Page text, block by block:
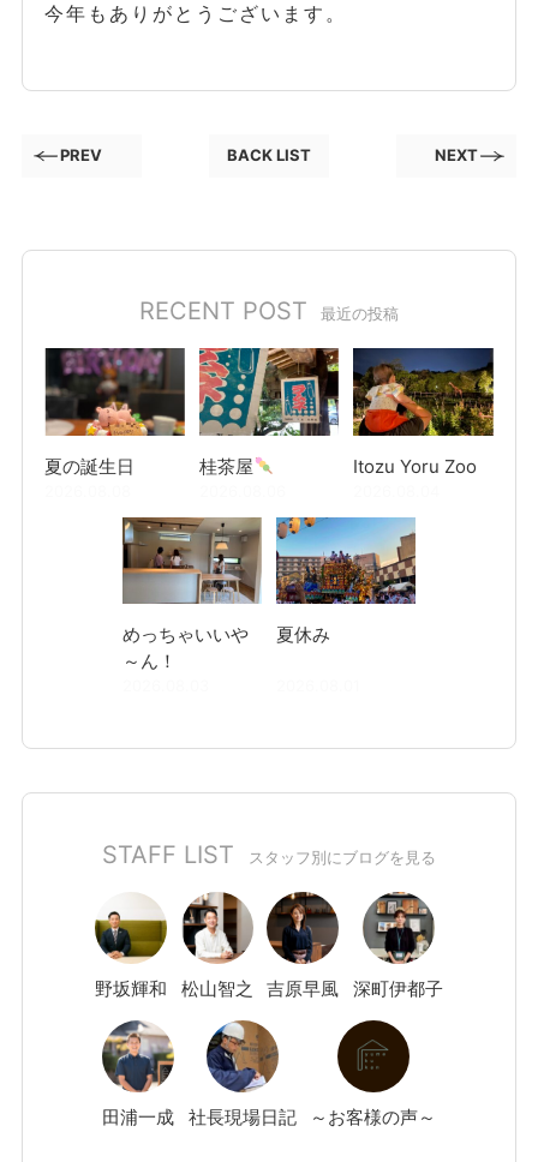
今年もありがとうございます。
PREV BACK LIST NEXT
RECENT POST 最近の投稿
夏の誕生日 桂茶屋 Itozu Yoru Zoo
めっちゃいいや
～ん！
夏休み
STAFF LIST スタッフ別にブログを見る
野坂輝和 松山智之 吉原早風 深町伊都子
田浦一成 社長現場日記 ～お客様の声～